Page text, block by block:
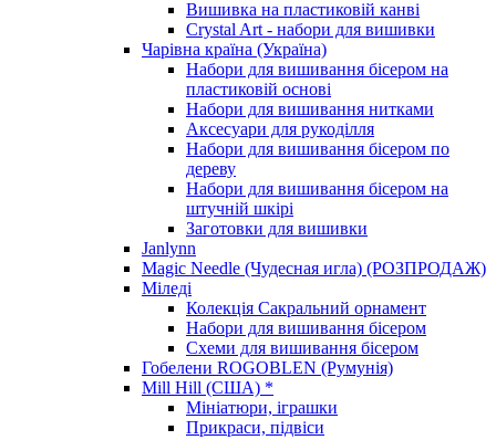
Вишивка на пластиковій канві
Crystal Art - набори для вишивки
Чарівна країна (Україна)
Набори для вишивання бісером на
пластиковій основі
Набори для вишивання нитками
Аксесуари для рукоділля
Набори для вишивання бісером по
дереву
Набори для вишивання бісером на
штучній шкірі
Заготовки для вишивки
Janlynn
Magic Needle (Чудесная игла) (РОЗПРОДАЖ)
Міледі
Колекція Сакральний орнамент
Набори для вишивання бісером
Схеми для вишивання бісером
Гобелени ROGOBLEN (Румунія)
Mill Hill (США) *
Мініатюри, іграшки
Прикраси, підвіси